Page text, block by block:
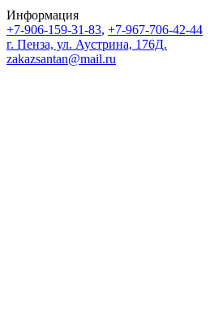
Информация
+7-906-159-31-83, +7-967-706-42-44
г. Пенза, ул. Аустрина, 176Д.
zakazsantan@mail.ru